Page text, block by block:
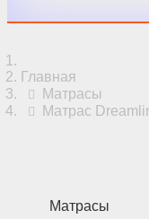
Главная
Матрасы
Матрас
Матрасы